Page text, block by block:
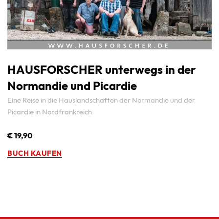
HAUSFORSCHER unterwegs in der
Normandie und Picardie
Eine Reise in die Hauslandschaften der Normandie und der
Picardie in Nordfrankreich
€ 19,90
BUCH KAUFEN